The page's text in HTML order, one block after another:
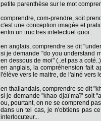
petite parenthèse sur le mot
comprendre, com-prendre, soit
c'est une conception imagée et
enfin un truc tres intelectuel quoi...
en anglais, comprendre se dit
si je demande "do you understand
en dessous de moi" (..et pas a
en anglais, la compréhension fait
l'élève vers le maitre, de l'ainé vers
en thailandais, comprendre se dit
si je demande "khao djaï maï" soit
ou, pourtant, on ne se comprend
dans un tel cas, je n'obtiens pas
interlocuteur...